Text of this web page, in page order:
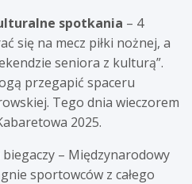
spotkania – 4
się na mecz piłki nożnej, a
seniora z kulturą”.
przegapić spaceru
Tego dnia wieczorem
2025.
– Międzynarodowy
sportowców z całego